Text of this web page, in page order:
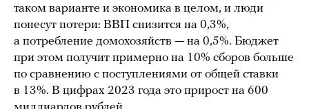
таком варианте и экономика в целом, и люди
понесут потери: ВВП снизится на 0,3%,
а потребление домохозяйств — на 0,5%. Бюджет
при этом получит примерно на 10% сборов больше
по сравнению с поступлениями от общей ставки
в 13%. В цифрах 2023 года это прирост на 600